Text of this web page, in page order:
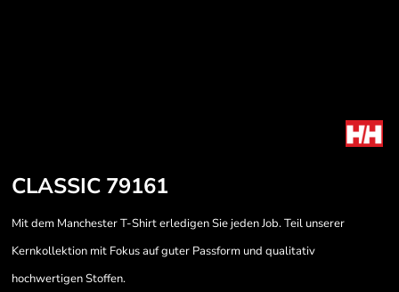
CLASSIC 79161
Mit dem Manchester T-Shirt erledigen Sie jeden Job. Teil unserer
Kernkollektion mit Fokus auf guter Passform und qualitativ
hochwertigen Stoffen.